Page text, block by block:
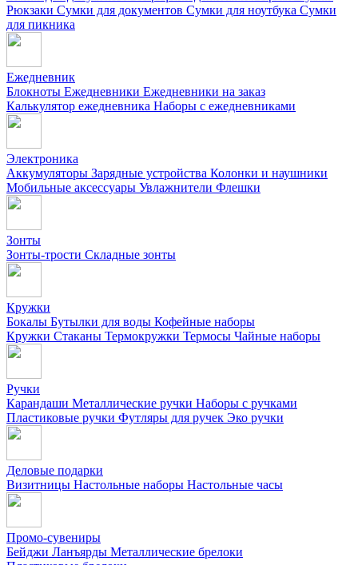
Рюкзаки Сумки для документов Сумки для ноутбука Сумки
для пикника
Ежедневник
Блокноты Ежедневники Ежедневники на заказ
Калькулятор ежедневника Наборы с ежедневниками
Электроника
Аккумуляторы Зарядные устройства Колонки и наушники
Мобильные аксессуары Увлажнители Флешки
Зонты
Зонты-трости Складные зонты
Кружки
Бокалы Бутылки для воды Кофейные наборы
Кружки Стаканы Термокружки Термосы Чайные наборы
Ручки
Карандаши Металлические ручки Наборы с ручками
Пластиковые ручки Футляры для ручек Эко ручки
Деловые подарки
Визитницы Настольные наборы Настольные часы
Промо-сувениры
Бейджи Ланъярды Металлические брелоки